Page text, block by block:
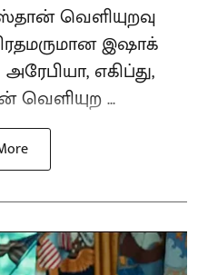
வெளியுறவு
இஷாக்
எகிப்து,
வெளியுற ...